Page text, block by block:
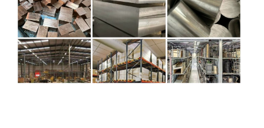
Gang FCD600
Hiểu rõ tầm quan trọng của việc lựa chọn vật liệu phù hợp